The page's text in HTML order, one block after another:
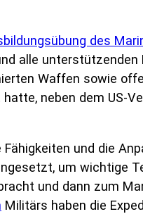
des
alle
Waffen sowie
neben dem US-
und die
um wichtige
und dann zum
Militärs haben die